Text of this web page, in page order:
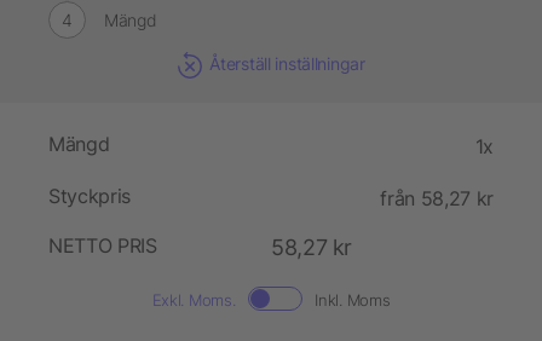
Mängd
Återställ inställningar
Mängd 1x
Styckpris
från 58,27 kr
NETTO PRIS
58,27 kr
Exkl. Moms. Inkl. Moms